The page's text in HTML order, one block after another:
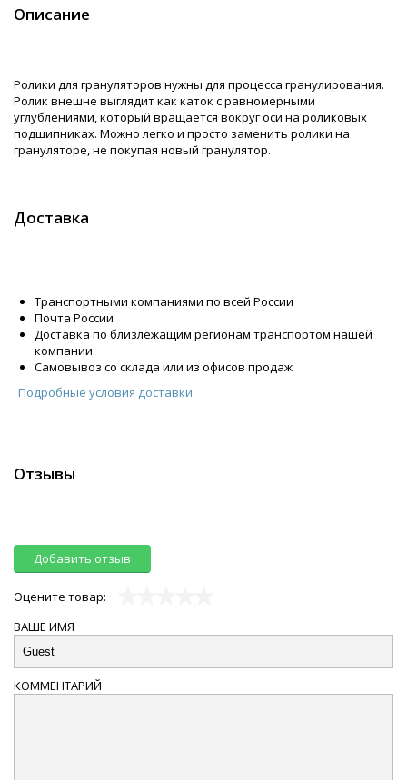
Описание
Ролики для грануляторов нужны для процесса гранулирования.
Ролик внешне выглядит как каток с равномерными
углублениями, который вращается вокруг оси на роликовых
подшипниках. Можно легко и просто заменить ролики на
грануляторе, не покупая новый гранулятор.
Доставка
Транспортными компаниями по всей России
Почта России
Доставка по близлежащим регионам транспортом нашей
компании
Самовывоз со склада или из офисов продаж
Подробные условия доставки
Отзывы
Добавить отзыв
Оцените товар:
ВАШЕ ИМЯ
КОММЕНТАРИЙ